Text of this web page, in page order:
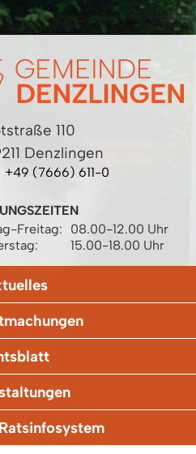
110
Denzlingen
+49 (7666) 611-0
Freitag:
08.00-12.00 Uhr
15.00-18.00 Uhr